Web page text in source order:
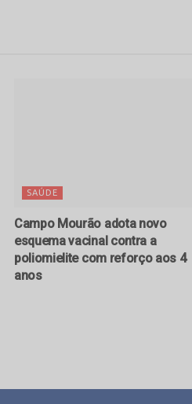
SAÚDE
Campo Mourão adota novo
esquema vacinal contra a
poliomielite com reforço aos 4
anos